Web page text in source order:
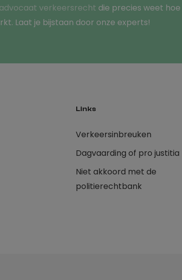
advocaat verkeersrecht die precies weet
Laat je bijstaan door onze experts!
Links
Verkeersinbreuken
Dagvaarding of pro justitia
Niet akkoord met de
politierechtbank